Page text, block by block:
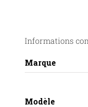
Informations
Marque
Modèle